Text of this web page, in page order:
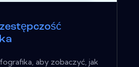
aby zobaczyć, jak